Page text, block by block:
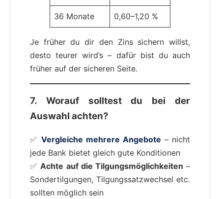
36 Monate 0,60–1,20 %
Je früher du dir den Zins sichern willst,
desto teurer wird’s – dafür bist du auch
früher auf der sicheren Seite.
7. Worauf solltest du bei der
Auswahl achten?
✅ Vergleiche mehrere Angebote – nicht
jede Bank bietet gleich gute Konditionen
✅Achte auf die Tilgungsmöglichkeiten –
Sondertilgungen, Tilgungssatzwechsel etc.
sollten möglich sein